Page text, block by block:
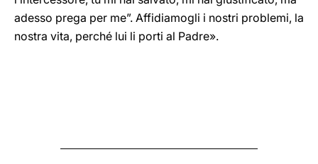
adesso prega per me”. Affidiamogli i nostri problemi, la
nostra vita, perché lui li porti al Padre».